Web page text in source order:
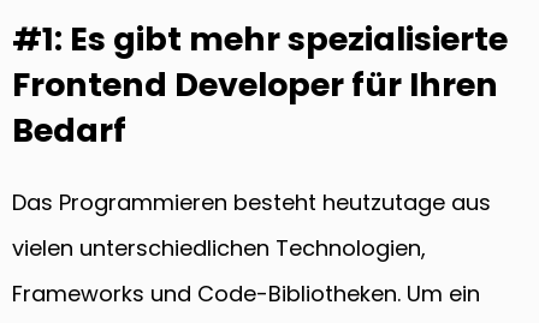
#1: Es gibt mehr spezialisierte
Frontend Developer für Ihren
Bedarf
Das Programmieren besteht heutzutage aus
vielen unterschiedlichen Technologien,
Frameworks und Code-Bibliotheken. Um ein